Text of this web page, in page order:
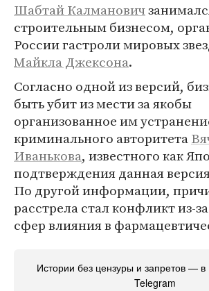
Шабтай Калманович
строительным бизнесом,
России гастроли мировых
Майкла Джексона.
Согласно одной из версий,
быть убит из мести за якобы
организованное им
криминального авторитета
Иванькова, известного как
подтверждения данная
По другой информации,
расстрела стал конфликт из-
сфер влияния в
Истории без цензуры и запретов —
Telegram